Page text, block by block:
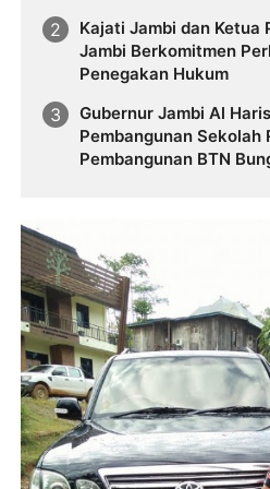
Kajati Jambi dan Ketua
Jambi Berkomitmen
Penegakan Hukum
Gubernur Jambi Al
Pembangunan Sekolah
Pembangunan BTN